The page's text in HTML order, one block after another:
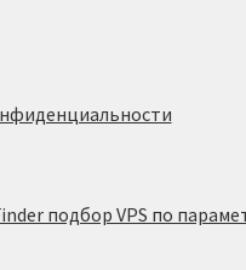
подбор VPS по